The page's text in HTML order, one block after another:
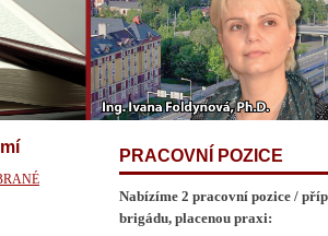
PRACOVNÍ POZICE
Nabízíme 2 pracovní pozice /
brigádu, placenou praxi: